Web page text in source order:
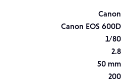
Canon
Canon EOS 600D
1/80
2.8
50 mm
200